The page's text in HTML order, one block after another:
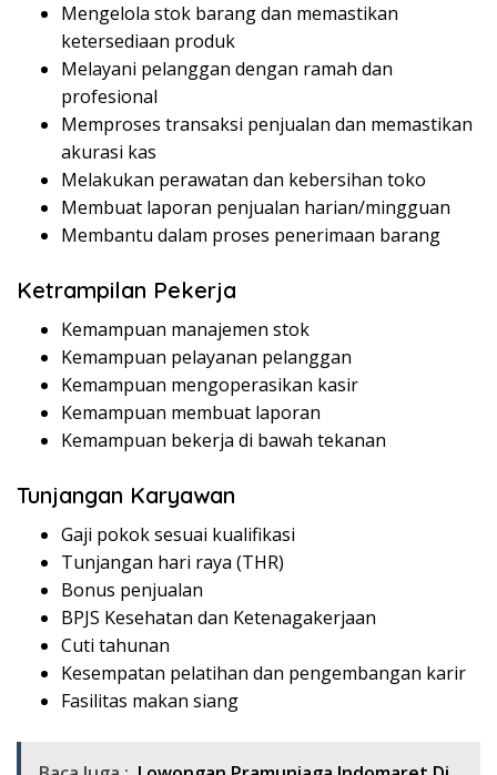
Mengelola stok barang dan memastikan
ketersediaan produk
Melayani pelanggan dengan ramah dan
profesional
Memproses transaksi penjualan dan memastikan
akurasi kas
Melakukan perawatan dan kebersihan toko
Membuat laporan penjualan harian/mingguan
Membantu dalam proses penerimaan barang
Ketrampilan Pekerja
Kemampuan manajemen stok
Kemampuan pelayanan pelanggan
Kemampuan mengoperasikan kasir
Kemampuan membuat laporan
Kemampuan bekerja di bawah tekanan
Tunjangan Karyawan
Gaji pokok sesuai kualifikasi
Tunjangan hari raya (THR)
Bonus penjualan
BPJS Kesehatan dan Ketenagakerjaan
Cuti tahunan
Kesempatan pelatihan dan pengembangan karir
Fasilitas makan siang